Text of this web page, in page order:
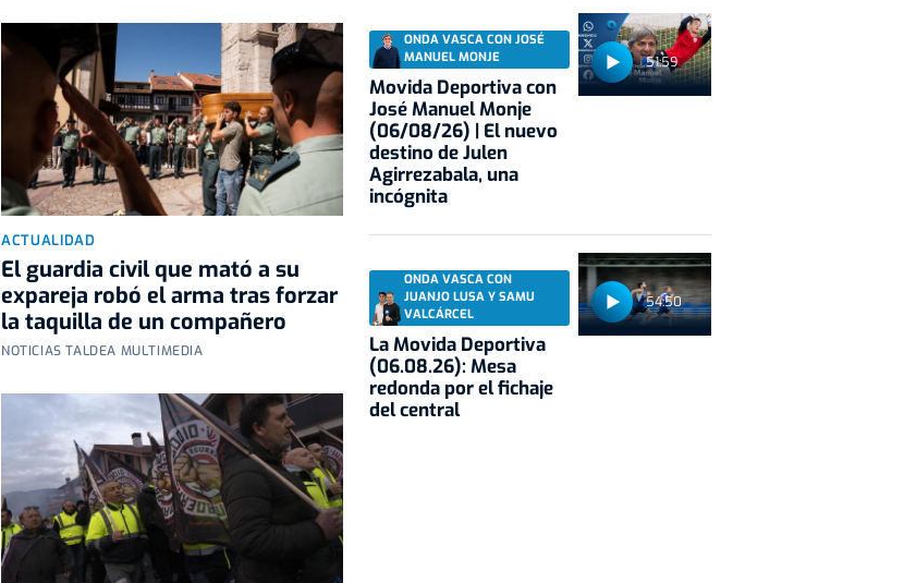
ACTUALIDAD
El guardia civil que mató a su
expareja robó el arma tras forzar
la taquilla de un compañero
NOTICIAS TALDEA MULTIMEDIA
51:59
ONDA VASCA CON JOSÉ
MANUEL MONJE
Movida Deportiva con
José Manuel Monje
(06/08/26) | El nuevo
destino de Julen
Agirrezabala, una
incógnita
54:50
ONDA VASCA CON
JUANJO LUSA Y SAMU
VALCÁRCEL
La Movida Deportiva
(06.08.26): Mesa
redonda por el fichaje
del central